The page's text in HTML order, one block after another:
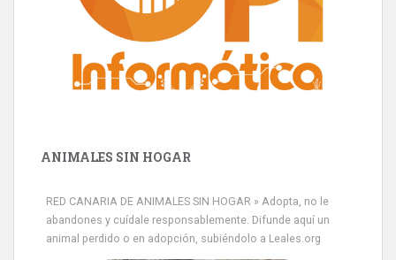
ANIMALES SIN HOGAR
RED CANARIA DE ANIMALES SIN HOGAR » Adopta, no le
abandones y cuídale responsablemente. Difunde aquí un
animal perdido o en adopción, subiéndolo a Leales.org